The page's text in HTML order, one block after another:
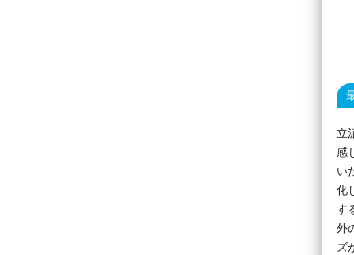
立
感
い
化
す
外
ズ